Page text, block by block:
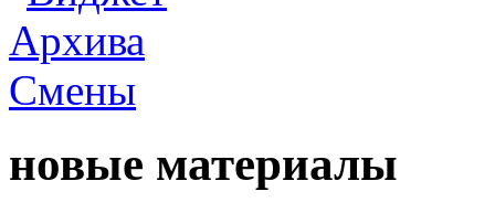
новые материалы